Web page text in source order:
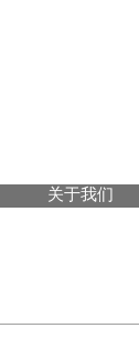
关于我们